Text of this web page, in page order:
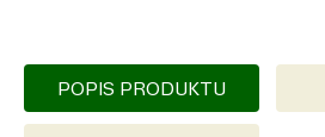
POPIS PRODUKTU